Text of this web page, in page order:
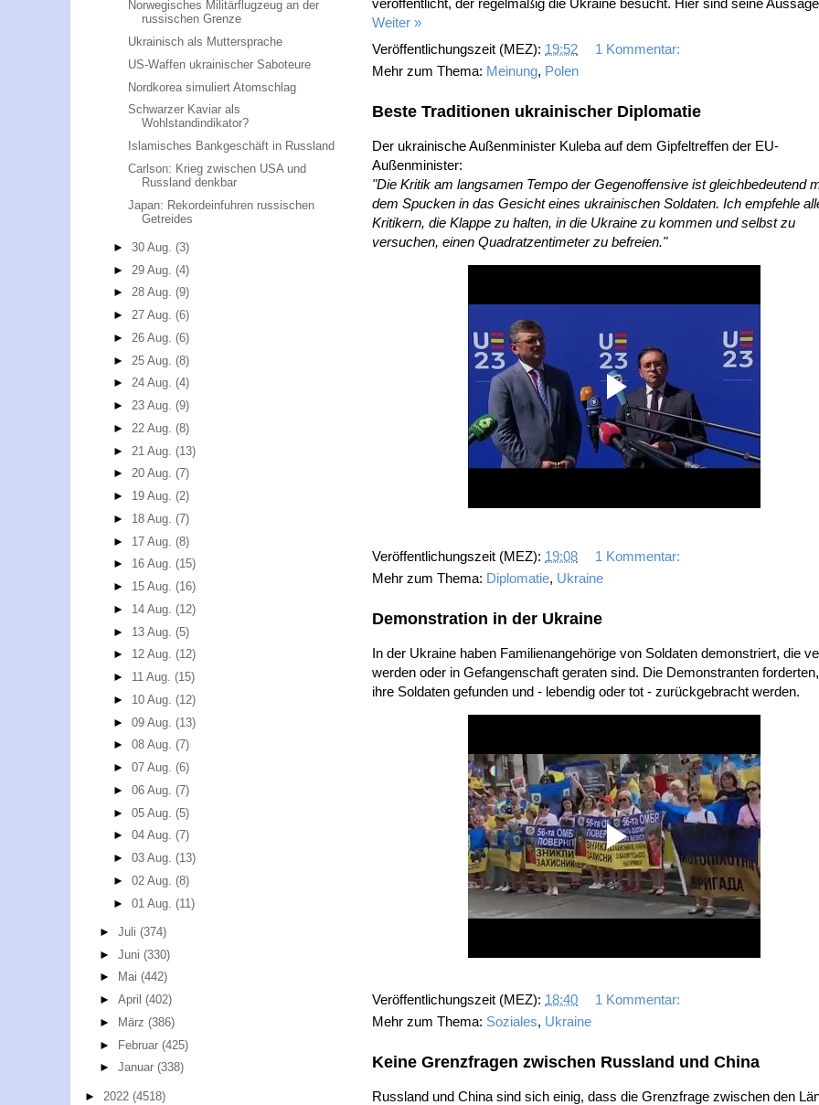
Weiter »
Veröffentlichungszeit (MEZ): 19:52
1 Kommentar:
Mehr zum Thema: Meinung, Polen
Beste Traditionen ukrainischer Diplomatie
Der ukrainische Außenminister Kuleba auf dem Gipfeltreffen der EU-
Außenminister:
"Die Kritik am langsamen Tempo der Gegenoffensive ist gleichbedeutend
dem Spucken in das Gesicht eines ukrainischen Soldaten. Ich empfehle
Kritikern, die Klappe zu halten, in die Ukraine zu kommen und selbst zu
versuchen, einen Quadratzentimeter zu befreien."
Veröffentlichungszeit (MEZ): 19:08
1 Kommentar:
Mehr zum Thema: Diplomatie, Ukraine
Demonstration in der Ukraine
In der Ukraine haben Familienangehörige von Soldaten demonstriert, die
werden oder in Gefangenschaft geraten sind. Die Demonstranten
ihre Soldaten gefunden und - lebendig oder tot - zurückgebracht werden.
Veröffentlichungszeit (MEZ): 18:40
1 Kommentar:
Mehr zum Thema: Soziales, Ukraine
Keine Grenzfragen zwischen Russland und China
Russland und China sind sich einig, dass die Grenzfrage zwischen den
Norwegisches Militärflugzeug an der
russischen Grenze
Ukrainisch als Muttersprache
US-Waffen ukrainischer Saboteure
Nordkorea simuliert Atomschlag
Schwarzer Kaviar als
Wohlstandindikator?
Islamisches Bankgeschäft in Russland
Carlson: Krieg zwischen USA und
Russland denkbar
Japan: Rekordeinfuhren russischen
Getreides
►30 Aug.(3)
► 29 Aug.(4)
►28 Aug.(9)
►27 Aug.(6)
► 26 Aug.(6)
► 25 Aug.(8)
►24 Aug.(4)
►23 Aug.(9)
► 22 Aug.(8)
► 21 Aug.(13)
►20 Aug.(7)
► 19 Aug.(2)
► 18 Aug.(7)
► 17 Aug.(8)
► 16 Aug.(15)
► 15 Aug.(16)
► 14 Aug.(12)
► 13 Aug.(5)
► 12 Aug.(12)
► 11 Aug.(15)
► 10 Aug.(12)
►09 Aug.(13)
►08 Aug.(7)
►07 Aug.(6)
►06 Aug.(7)
►05 Aug.(5)
►04 Aug.(7)
►03 Aug.(13)
►02 Aug.(8)
►01 Aug.(11)
► Juli (374)
► Juni (330)
►
Mai (442)
► April (402)
►
März (386)
► Februar (425)
► Januar (338)
► 2022 (4518)